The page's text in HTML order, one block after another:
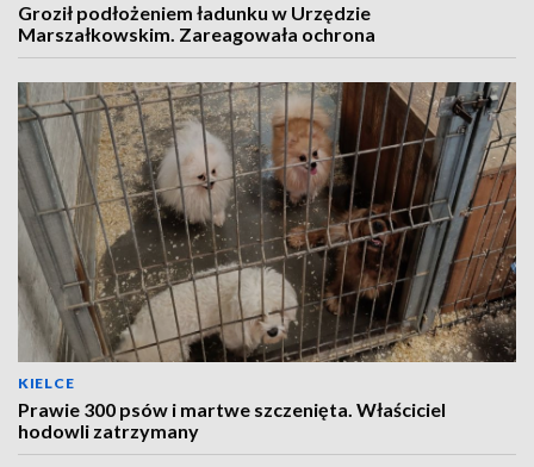
Groził podłożeniem ładunku w Urzędzie
Marszałkowskim. Zareagowała ochrona
KIELCE
Prawie 300 psów i martwe szczenięta. Właściciel
hodowli zatrzymany